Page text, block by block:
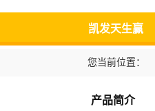
凯发天生赢
家
您当前位置：
产品简介